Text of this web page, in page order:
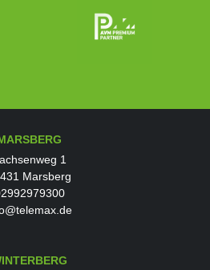
1
Marsberg